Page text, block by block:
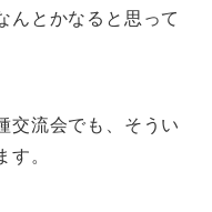
んとかなると思って
交流会でも、そうい
。